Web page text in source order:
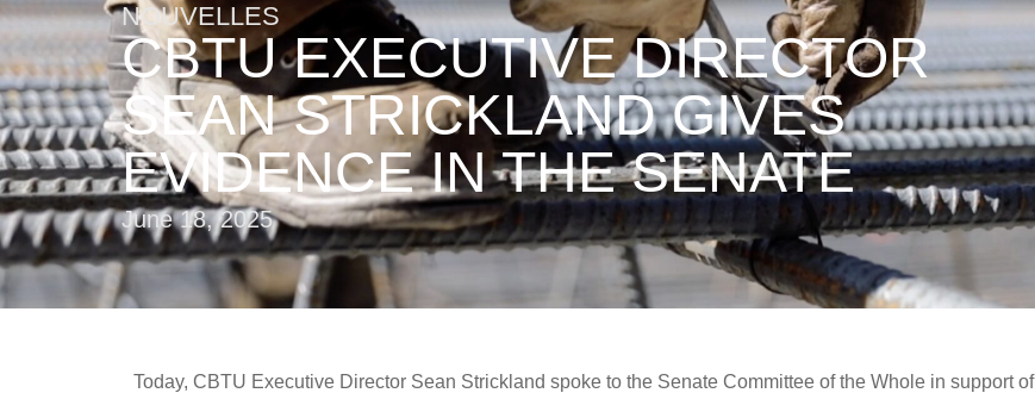
NOUVELLES
CBTU EXECUTIVE DIRECTOR
SEAN STRICKLAND GIVES
EVIDENCE IN THE SENATE
June 18, 2025
Today, CBTU Executive Director Sean Strickland spoke to the Senate Committee of the Whole in support of